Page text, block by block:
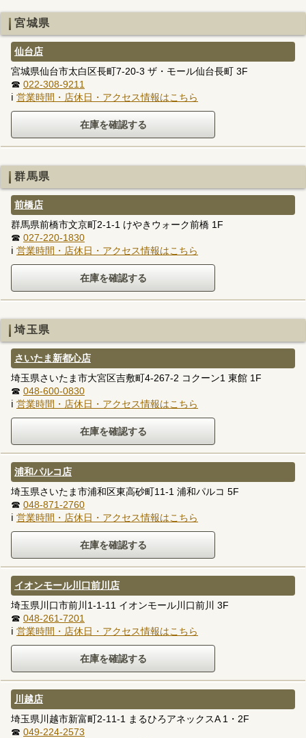
宮城県
仙台店
宮城県仙台市太白区長町7-20-3 ザ・モール仙台長町 3F
☎ 022-308-9211
ℹ 営業時間・店休日・アクセス情報はこちら
群馬県
前橋店
群馬県前橋市文京町2-1-1 けやきウォーク前橋 1F
☎ 027-220-1830
ℹ 営業時間・店休日・アクセス情報はこちら
埼玉県
さいたま新都心店
埼玉県さいたま市大宮区吉敷町4-267-2 コクーン1 東館 1F
☎ 048-600-0830
ℹ 営業時間・店休日・アクセス情報はこちら
浦和パルコ店
埼玉県さいたま市浦和区東高砂町11-1 浦和パルコ 5F
☎ 048-871-2760
ℹ 営業時間・店休日・アクセス情報はこちら
イオンモール川口前川店
埼玉県川口市前川1-1-11 イオンモール川口前川 3F
☎ 048-261-7201
ℹ 営業時間・店休日・アクセス情報はこちら
川越店
埼玉県川越市新富町2-11-1 まるひろアネックスA 1・2F
☎ 049-224-2573